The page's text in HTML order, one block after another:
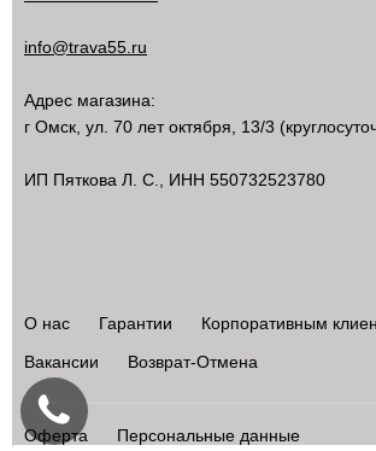
info@trava55.ru
Адрес магазина:
г Омск ул. 70 лет октября, 13/3
ИП Пяткова Л. С., ИНН 550732523780
О нас Гарантии
Корпоративным
Вакансии
Возврат-Отмена
Оферта Персональные данные